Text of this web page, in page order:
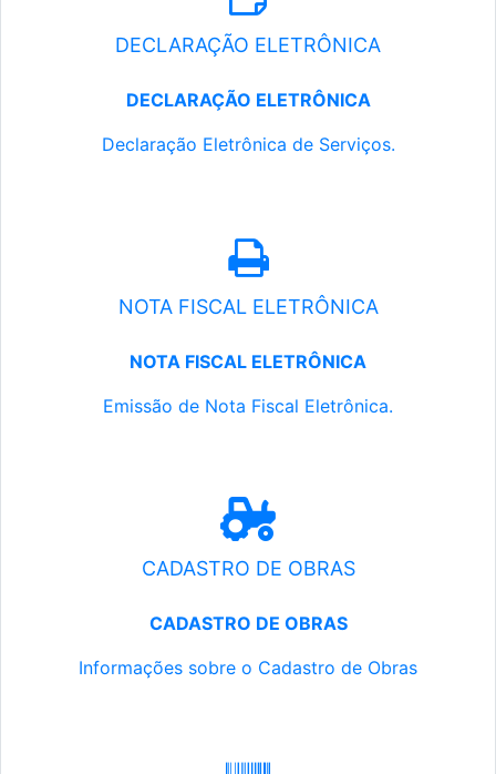
DECLARAÇÃO ELETRÔNICA
DECLARAÇÃO ELETRÔNICA
Declaração Eletrônica de Serviços.
NOTA FISCAL ELETRÔNICA
NOTA FISCAL ELETRÔNICA
Emissão de Nota Fiscal Eletrônica.
CADASTRO DE OBRAS
CADASTRO DE OBRAS
Informações sobre o Cadastro de Obras